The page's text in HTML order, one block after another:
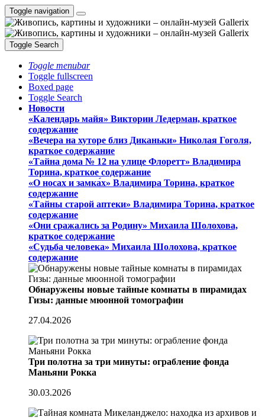
Toggle navigation
Toggle Search
Toggle menubar
Toggle fullscreen
Boxed page
Toggle Search
Новости
«Календарь майя» Виктории Ледерман, краткое
содержание
«Вечера на хуторе близ Диканьки» Николая Гоголя,
краткое содержание
«Тайна дома № 12 на улице Флоретт» Владимира
Торина, краткое содержание
«О носах и замка́х» Владимира Торина, краткое
содержание
«Тайны старой аптеки» Владимира Торина, краткое
содержание
«Они сражались за Родину» Михаила Шолохова,
краткое содержание
«Судьба человека» Михаила Шолохова, краткое
содержание
Обнаружены новые тайные комнаты в пирамидах
Гизы: данные мюонной томографии
27.04.2026
Три полотна за три минуты: ограбление фонда
Маньяни Рокка
30.03.2026